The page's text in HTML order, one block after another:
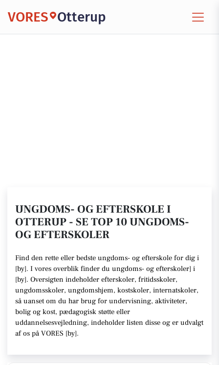
VORES Otterup
UNGDOMS- OG EFTERSKOLE I
OTTERUP - SE TOP 10 UNGDOMS-
OG EFTERSKOLER
Find den rette eller bedste ungdoms- og efterskole for dig i
[by]. I vores overblik finder du ungdoms- og efterskoler] i
[by]. Oversigten indeholder efterskoler, fritidsskoler,
ungdomsskoler, ungdomshjem, kostskoler, internatskoler,
så uanset om du har brug for undervisning, aktiviteter,
bolig og kost, pædagogisk støtte eller
uddannelsesvejledning, indeholder listen disse og er udvalgt
af os på VORES [by].